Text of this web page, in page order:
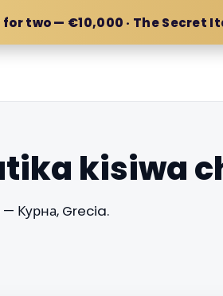
two — €10,000 · The Secret
kisiwa
— Курна, Grecia.